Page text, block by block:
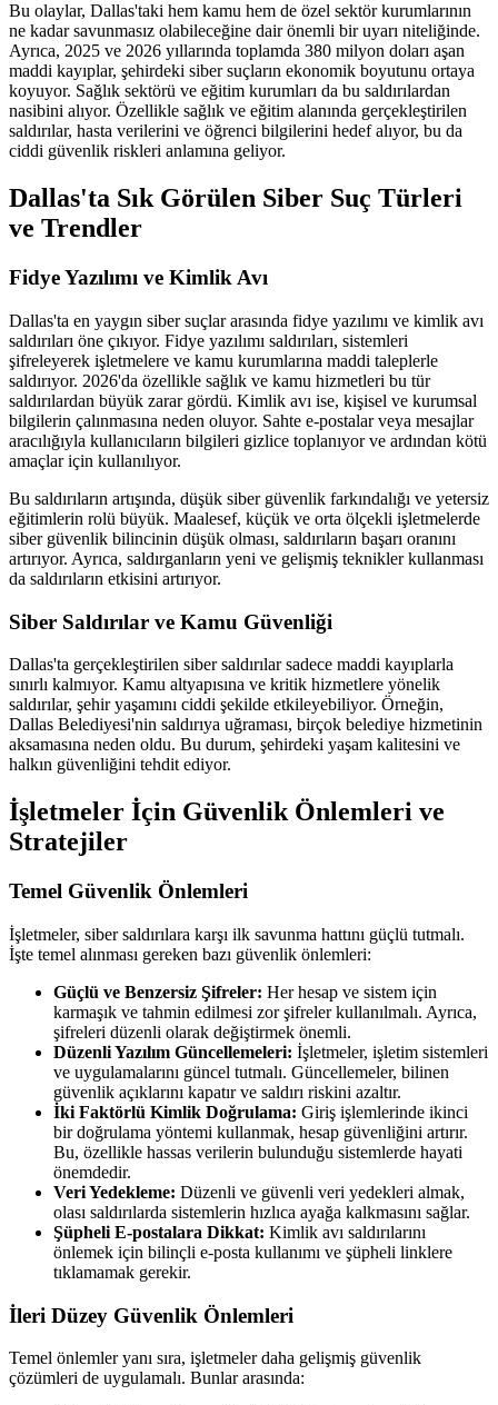
Bu olaylar, Dallas'taki hem kamu hem de özel sektör kurumlarının
ne kadar savunmasız olabileceğine dair önemli bir uyarı niteliğinde.
Ayrıca, 2025 ve 2026 yıllarında toplamda 380 milyon doları aşan
maddi kayıplar, şehirdeki siber suçların ekonomik boyutunu ortaya
koyuyor. Sağlık sektörü ve eğitim kurumları da bu saldırılardan
nasibini alıyor. Özellikle sağlık ve eğitim alanında gerçekleştirilen
saldırılar, hasta verilerini ve öğrenci bilgilerini hedef alıyor, bu da
ciddi güvenlik riskleri anlamına geliyor.
Dallas'ta Sık Görülen Siber Suç Türleri
ve Trendler
Fidye Yazılımı ve Kimlik Avı
Dallas'ta en yaygın siber suçlar arasında fidye yazılımı ve kimlik avı
saldırıları öne çıkıyor. Fidye yazılımı saldırıları, sistemleri
şifreleyerek işletmelere ve kamu kurumlarına maddi taleplerle
saldırıyor. 2026'da özellikle sağlık ve kamu hizmetleri bu tür
saldırılardan büyük zarar gördü. Kimlik avı ise, kişisel ve kurumsal
bilgilerin çalınmasına neden oluyor. Sahte e-postalar veya mesajlar
aracılığıyla kullanıcıların bilgileri gizlice toplanıyor ve ardından kötü
amaçlar için kullanılıyor.
Bu saldırıların artışında, düşük siber güvenlik farkındalığı ve yetersiz
eğitimlerin rolü büyük. Maalesef, küçük ve orta ölçekli işletmelerde
siber güvenlik bilincinin düşük olması, saldırıların başarı oranını
artırıyor. Ayrıca, saldırganların yeni ve gelişmiş teknikler kullanması
da saldırıların etkisini artırıyor.
Siber Saldırılar ve Kamu Güvenliği
Dallas'ta gerçekleştirilen siber saldırılar sadece maddi kayıplarla
sınırlı kalmıyor. Kamu altyapısına ve kritik hizmetlere yönelik
saldırılar, şehir yaşamını ciddi şekilde etkileyebiliyor. Örneğin,
Dallas Belediyesi'nin saldırıya uğraması, birçok belediye hizmetinin
aksamasına neden oldu. Bu durum, şehirdeki yaşam kalitesini ve
halkın güvenliğini tehdit ediyor.
İşletmeler İçin Güvenlik Önlemleri ve
Stratejiler
Temel Güvenlik Önlemleri
İşletmeler, siber saldırılara karşı ilk savunma hattını güçlü tutmalı.
İşte temel alınması gereken bazı güvenlik önlemleri:
Güçlü ve Benzersiz Şifreler: Her hesap ve sistem için
karmaşık ve tahmin edilmesi zor şifreler kullanılmalı. Ayrıca,
şifreleri düzenli olarak değiştirmek önemli.
Düzenli Yazılım Güncellemeleri: İşletmeler, işletim sistemleri
ve uygulamalarını güncel tutmalı. Güncellemeler, bilinen
güvenlik açıklarını kapatır ve saldırı riskini azaltır.
İki Faktörlü Kimlik Doğrulama: Giriş işlemlerinde ikinci
bir doğrulama yöntemi kullanmak, hesap güvenliğini artırır.
Bu, özellikle hassas verilerin bulunduğu sistemlerde hayati
önemdedir.
Veri Yedekleme: Düzenli ve güvenli veri yedekleri almak,
olası saldırılarda sistemlerin hızlıca ayağa kalkmasını sağlar.
Şüpheli E-postalara Dikkat: Kimlik avı saldırılarını
önlemek için bilinçli e-posta kullanımı ve şüpheli linklere
tıklamamak gerekir.
İleri Düzey Güvenlik Önlemleri
Temel önlemler yanı sıra, işletmeler daha gelişmiş güvenlik
çözümleri de uygulamalı. Bunlar arasında: